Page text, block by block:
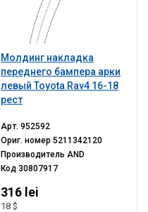
Молдинг накладка
переднего бампера арки
левый Toyota Rav4 16-18
рест
Арт.952592
Ориг. номер5211342120
ПроизводительAND
Код30807917
316 lei
18 $